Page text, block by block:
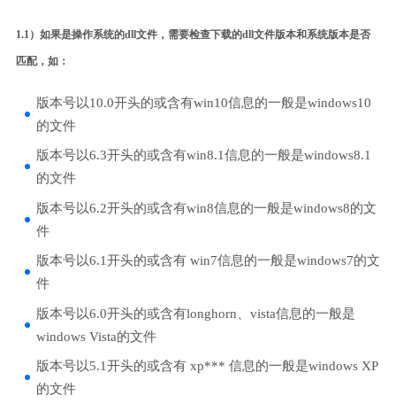
1.1）如果是操作系统的dll文件，需要检查下载的dll文件版本和系统版本是否
匹配，如：
版本号以10.0开头的或含有win10信息的一般是windows10
的文件
版本号以6.3开头的或含有win8.1信息的一般是windows8.1
的文件
版本号以6.2开头的或含有win8信息的一般是windows8的文
件
版本号以6.1开头的或含有 win7信息的一般是windows7的文
件
版本号以6.0开头的或含有longhorn、vista信息的一般是
windows Vista的文件
版本号以5.1开头的或含有 xp*** 信息的一般是windows XP
的文件